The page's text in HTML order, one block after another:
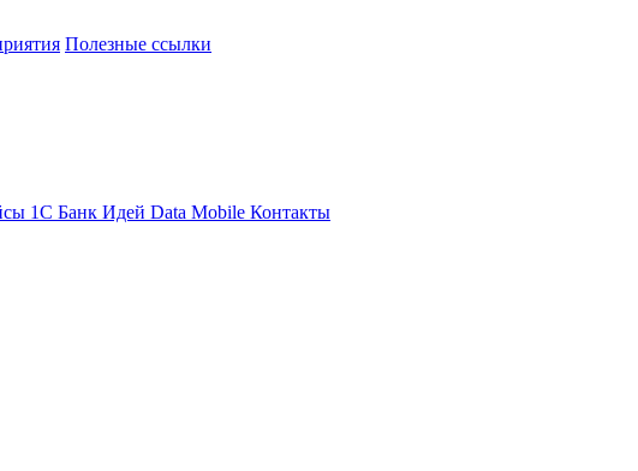
Полезные ссылки
1С Банк Идей Data Mobile Контакты